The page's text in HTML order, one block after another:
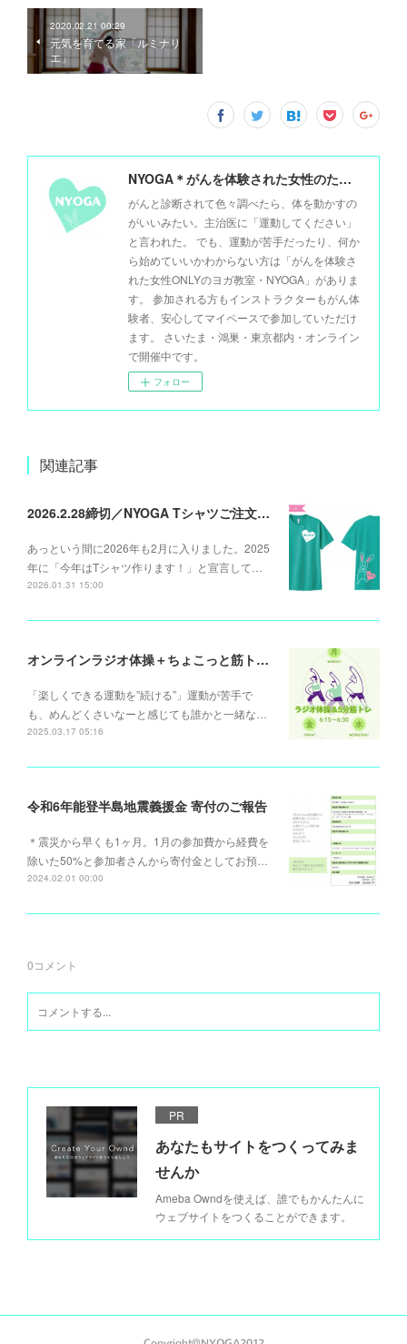
2020.02.21 00:29
元気を育てる家「ルミナリ
エ」
NYOGA＊がんを体験された女性のためのヨガ＊
がんと診断されて色々調べたら、体を動かすの
がいいみたい。主治医に「運動してください」
と言われた。 でも、運動が苦手だったり、何か
ら始めていいかわからない方は「がんを体験さ
れた女性ONLYのヨガ教室・NYOGA」がありま
す。 参加される方もインストラクターもがん体
験者、安心してマイペースで参加していただけ
ます。 さいたま・鴻巣・東京都内・オンライン
で開催中です。
フォロー
関連記事
2026.2.28締切／NYOGA Tシャツご注文承ります
あっという間に2026年も2月に入りました。2025
年に「今年はTシャツ作ります！」と宣言して…
2026.01.31 15:00
オンラインラジオ体操＋ちょこっと筋トレ (月)(水)(金)6:15～
「楽しくできる運動を”続ける”」運動が苦手で
も、めんどくさいなーと感じても誰かと一緒な…
2025.03.17 05:16
令和6年能登半島地震義援金 寄付のご報告
＊震災から早くも1ヶ月。1月の参加費から経費を
除いた50%と参加者さんから寄付金としてお預…
2024.02.01 00:00
0コメント
PR
あなたもサイトをつくってみま
せんか
Ameba Owndを使えば、誰でもかんたんに
ウェブサイトをつくることができます。